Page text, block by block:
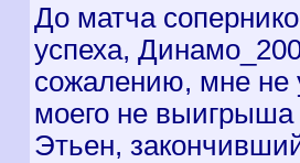
До матча
успеха,
сожалению, мне не
моего не
Этьен,